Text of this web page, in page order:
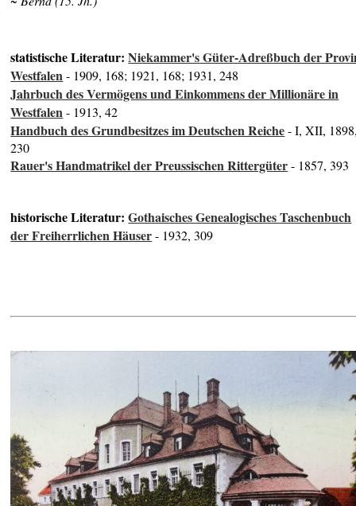
statistische Literatur:Niekammer's Güter-Adreßbuch der
Westfalen- 1909, 168; 1921, 168; 1931, 248
Jahrbuch des Vermögens und Einkommens der Millionäre in
Westfalen- 1913, 42
Handbuch des Grundbesitzes im Deutschen Reiche- I, XII,
230
Rauer's Handmatrikel der Preussischen Rittergüter- 1857, 393
historische Literatur:Gothaisches Genealogisches Taschenbuch
der Freiherrlichen Häuser- 1932, 309